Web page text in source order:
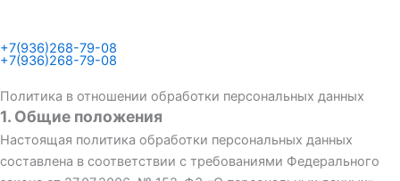
+7(936)268-79-08
+7(936)268-79-08
Политика в отношении обработки персональных данных
1. Общие положения
Настоящая политика обработки персональных данных
составлена в соответствии с требованиями Федерального